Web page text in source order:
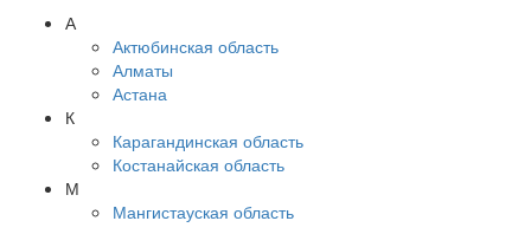
А
Актюбинская область
Алматы
Астана
К
Карагандинская область
Костанайская область
М
Мангистауская область